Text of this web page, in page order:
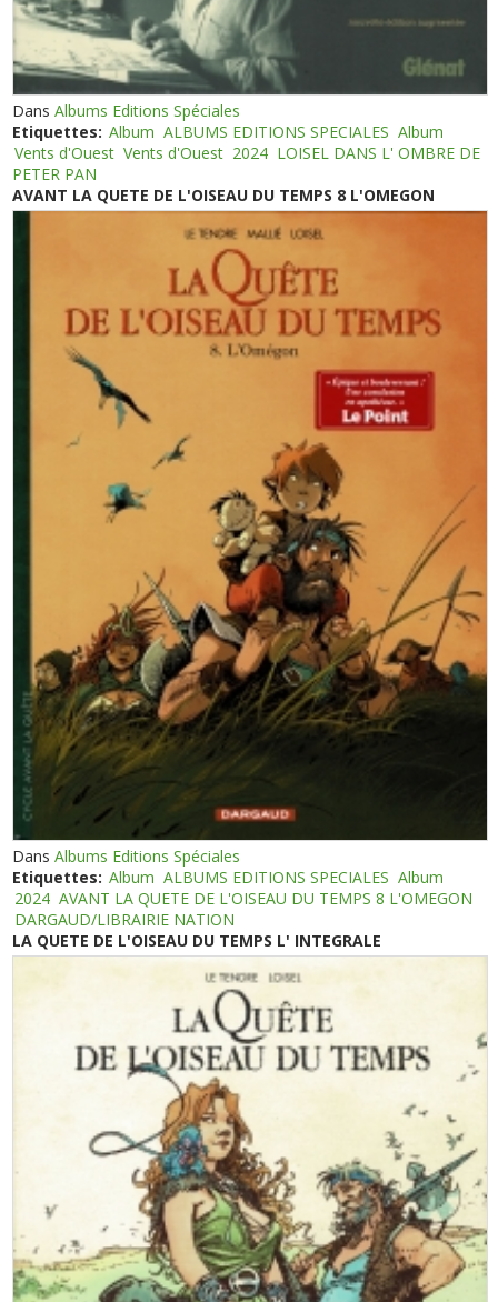
DansAlbums Editions Spéciales
Etiquettes: Album ALBUMS EDITIONS SPECIALES Album
Vents d'Ouest Vents d'Ouest 2024 LOISEL DANS L' OMBRE DE
PETER PAN
AVANT LA QUETE DE L'OISEAU DU TEMPS 8 L'OMEGON
DansAlbums Editions Spéciales
Etiquettes: Album ALBUMS EDITIONS SPECIALES Album
2024 AVANT LA QUETE DE L'OISEAU DU TEMPS 8 L'OMEGON
DARGAUD/LIBRAIRIE NATION
LA QUETE DE L'OISEAU DU TEMPS L' INTEGRALE